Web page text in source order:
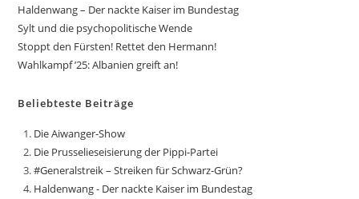
Haldenwang – Der nackte Kaiser im Bundestag
Sylt und die psychopolitische Wende
Stoppt den Fürsten! Rettet den Hermann!
Wahlkampf ’25: Albanien greift an!
Beliebteste Beiträge
Die Aiwanger-Show
Die Prusselieseisierung der Pippi-Partei
#Generalstreik – Streiken für Schwarz-Grün?
Haldenwang - Der nackte Kaiser im Bundestag